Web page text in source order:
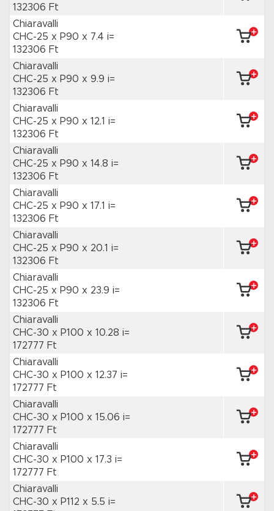
132306 Ft
Chiaravalli
CHC-25 x P90 x 7.4 i=
132306 Ft
Chiaravalli
CHC-25 x P90 x 9.9 i=
132306 Ft
Chiaravalli
CHC-25 x P90 x 12.1 i=
132306 Ft
Chiaravalli
CHC-25 x P90 x 14.8 i=
132306 Ft
Chiaravalli
CHC-25 x P90 x 17.1 i=
132306 Ft
Chiaravalli
CHC-25 x P90 x 20.1 i=
132306 Ft
Chiaravalli
CHC-25 x P90 x 23.9 i=
132306 Ft
Chiaravalli
CHC-30 x P100 x 10.28 i=
172777 Ft
Chiaravalli
CHC-30 x P100 x 12.37 i=
172777 Ft
Chiaravalli
CHC-30 x P100 x 15.06 i=
172777 Ft
Chiaravalli
CHC-30 x P100 x 17.3 i=
172777 Ft
Chiaravalli
CHC-30 x P112 x 5.5 i=